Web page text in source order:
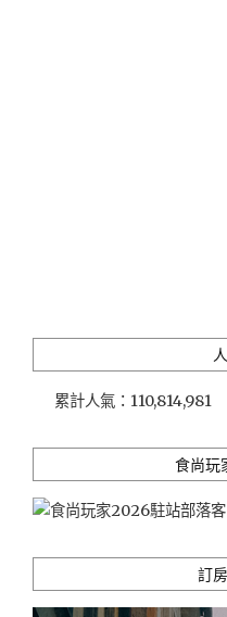
累計人氣： 110,814,981
食尚玩
訂